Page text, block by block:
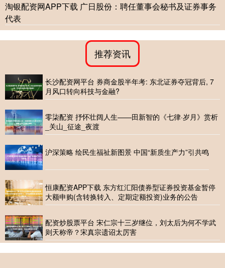
淘银配资网APP下载 广日股份：聘任董事会秘书及证券事务
代表
推荐资讯
长沙配资网平台 券商金股半年考: 东北证券夺冠背后, 7
月风口转向科技与金融?
零柒配资 抒怀壮阔人生——田新智的《七律·岁月》赏析
_关山_征途_夜渡
沪深策略 绘民生福祉新图景 中国“新质生产力”引共鸣
恒康配资APP下载 东方红汇阳债券型证券投资基金暂停
大额申购(含转换转入、定期定额投资)业务的公告
配资炒股票平台 宋仁宗十三岁继位，刘太后为何不学武
则天称帝？宋真宗遗诏太厉害